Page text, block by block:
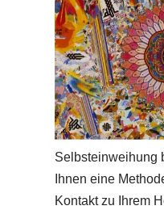
Selbsteinweihung
Ihnen eine
Kontakt zu Ihrem